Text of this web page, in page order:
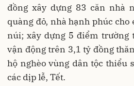
đồng xây dựng 83 căn nhà
quàng đỏ, nhà hạnh phúc cho
núi; xây dựng 5 điểm trường
vận động trên 3,1 tỷ đồng
hộ nghèo vùng dân tộc thiểu
các dịp lễ, Tết.